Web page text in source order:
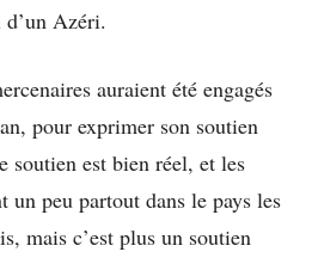
Azéri.
auraient été engagés
pour exprimer son soutien
soutien est bien réel, et les
un peu partout dans le pays les
mais c’est plus un soutien